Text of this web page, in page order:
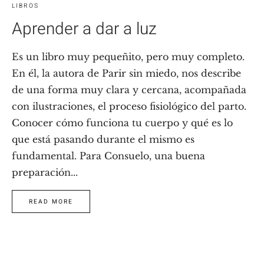
LIBROS
Aprender a dar a luz
Es un libro muy pequeñito, pero muy completo.
En él, la autora de Parir sin miedo, nos describe
de una forma muy clara y cercana, acompañada
con ilustraciones, el proceso fisiológico del parto.
Conocer cómo funciona tu cuerpo y qué es lo
que está pasando durante el mismo es
fundamental. Para Consuelo, una buena
preparación...
READ MORE